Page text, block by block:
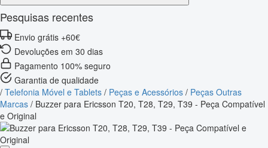
Pesquisas recentes
Envio grátis +60€
Devoluções em 30 dias
Pagamento 100% seguro
Garantia de qualidade
/ Telefonia Móvel e Tablets / Peças e Acessórios / Peças Outras
Marcas / Buzzer para Ericsson T20, T28, T29, T39 - Peça Compatível
e Original